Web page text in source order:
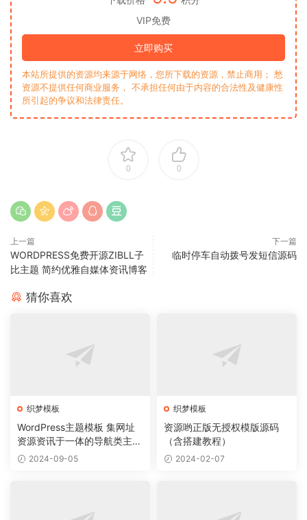
VIP免费
立即购买
本站所提供的资源均来源于网络，您所下载的资源，禁止商用； 愁
资源不提供任何商业服务， 不承担任何由于内容的合法性及健康性
所引起的争议和法律责任。
0 0
上一篇
WORDPRESS免费开源ZIBLL子
比主题 简约优雅自媒体资讯博客
下一篇
临时停车自动拨号发短信源码
猜你喜欢
织梦模板
WordPress主题模板 集网址
资源资讯于一体的导航类主题
导航主题垂直行业模板
2024-09-05
织梦模板
资源哟正版无授权模版源码
（含搭建教程）
2024-02-07